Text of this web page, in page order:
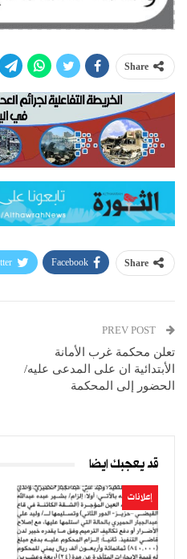
Share
Share
Facebook
تعلن محكمة غرب الأمانة
الأبتدائية ان على المدعى عليه/
الحضور إلى المحكمة
قد يعجبك ايضا
إعلانات